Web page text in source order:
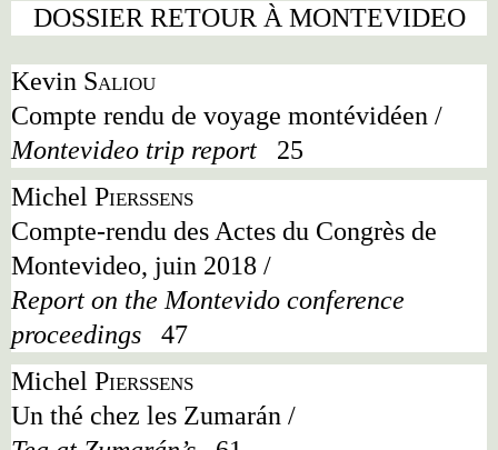
DOSSIER RETOUR À MONTEVIDEO
Kevin Saliou
Compte rendu de voyage montévidéen /
Montevideo trip report
25
Michel Pierssens
Compte-rendu des Actes du Congrès de
Montevideo, juin 2018 /
Report on the Montevido conference
proceedings
47
Michel Pierssens
Un thé chez les Zumarán /